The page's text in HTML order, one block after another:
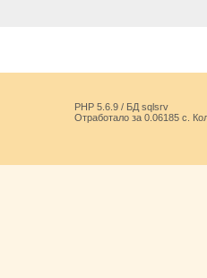
PHP 5.6.9 / БД sqlsrv
Отработало за 0.06185 с.